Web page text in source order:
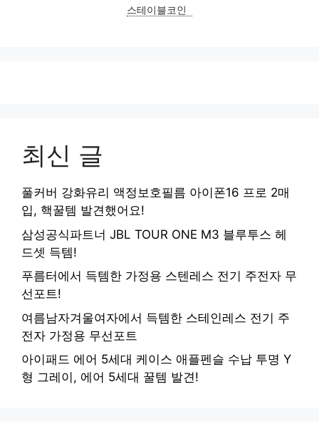
스테이블코인
최신 글
풀커버 강화유리 액정보호필름 아이폰16 프로 2매
입, 핵꿀템 발견했어요!
삼성공식파트너 JBL TOUR ONE M3 블루투스 헤
드셋 득템!
푸름터에서 득템한 가정용 스텐레스 전기 주전자 무
선포트!
여름남자겨울여자에서 득템한 스테인레스 전기 주
전자 가정용 무선포트
아이패드 에어 5세대 케이스 애플펜슬 수납 투명 Y
형 그레이, 에어 5세대 꿀템 발견!